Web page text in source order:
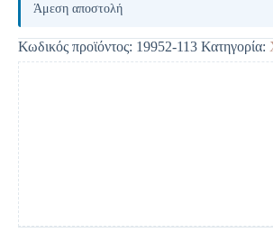
e
r
n
a
t
i
v
e
:
Άμεση αποστολή
Κωδικός προϊόντος: 19952-113 Κατηγορία: